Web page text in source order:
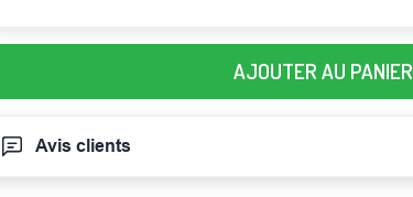
AJOUTER AU PANIER
Avis clients